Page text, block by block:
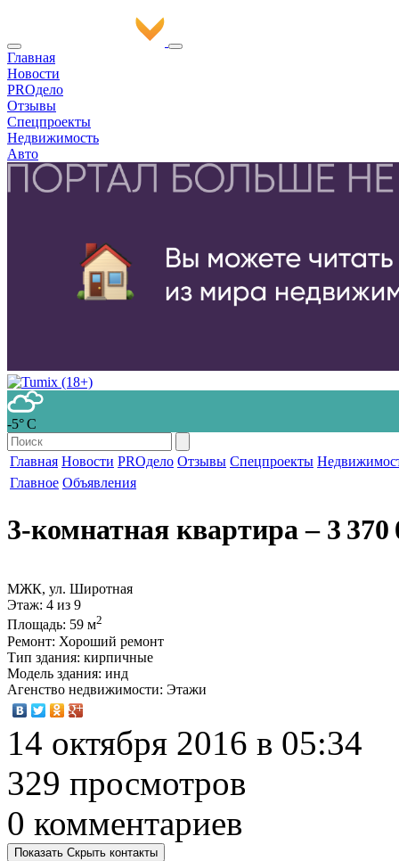
Главная
Новости
PROдело
Отзывы
Спецпроекты
Недвижимость
Авто
-5° С
Главная Новости PROдело Отзывы Спецпроекты
Главное Объявления
3-комнатная квартира ‒ 3 370
МЖК, ул. Широтная
Этаж: 4 из 9
Площадь: 59 м2
Ремонт: Хороший ремонт
Тип здания: кирпичные
Модель здания: инд
Агенство недвижимости: Этажи
14 октября 2016 в 05:34
329 просмотров
0 комментариев
Показать Скрыть контакты